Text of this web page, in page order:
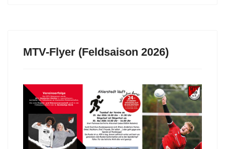
MTV-Flyer (Feldsaison 2026)